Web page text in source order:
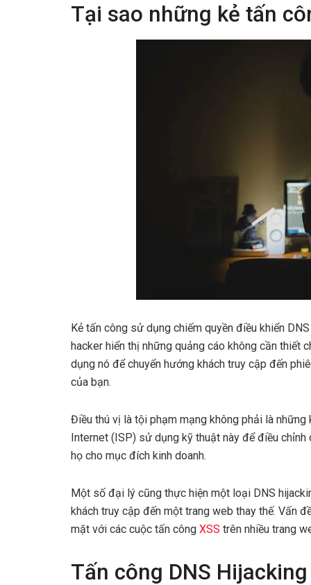
Tại sao những kẻ tấn
Kẻ tấn công sử dụng chiếm quyền điều khiển
hacker hiển thị những quảng cáo không cần
dụng nó để chuyển hướng khách truy cập đến
của bạn.
Điều thú vị là tội phạm mạng không phải là
Internet (ISP) sử dụng kỹ thuật này để điều
họ cho mục đích kinh doanh.
Một số đại lý cũng thực hiện một loại DNS
khách truy cập đến một trang web thay thế. Vấn
mặt với các cuộc tấn công XSS trên nhiều trang
Tấn công DNS